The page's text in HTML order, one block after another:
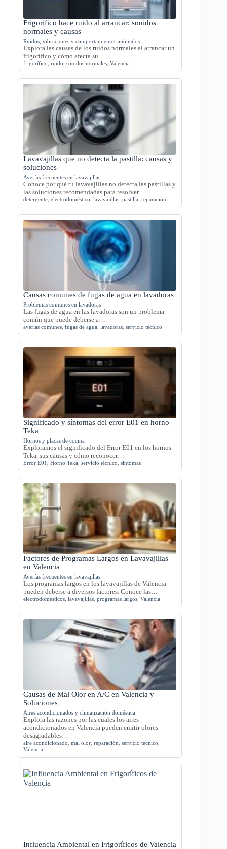
Frigorífico hace ruido al arrancar: sonidos
normales y causas
Ruidos, vibraciones y comportamientos anómalos
Explora las causas de los ruidos normales al arrancar un
frigorífico y cómo afecta su…
frigorífico ruido sonidos normales Valencia
Lavavajillas que no detecta la pastilla: causas y
soluciones
Averías frecuentes en lavavajillas
Conoce por qué tu lavavajillas no detecta las pastillas y
las soluciones recomendadas para resolver…
detergente electrodoméstico lavavajillas pastilla reparación
Causas comunes de fugas de agua en lavadoras
Problemas comunes en lavadoras
Las fugas de agua en las lavadoras son un problema
común que puede deberse a…
averías comunes fugas de agua lavadoras servicio técnico
Significado y síntomas del error E01 en horno
Teka
Hornos y placas de cocina
Exploramos el significado del Error E01 en los hornos
Teka, sus causas y cómo reconocer…
Error E01 Horno Teka servicio técnico sintomas
Factores de Programas Largos en Lavavajillas
en Valencia
Averías frecuentes en lavavajillas
Los programas largos en los lavavajillas de Valencia
pueden deberse a diversos factores. Conoce las…
electrodomésticos lavavajillas programas largos Valencia
Causas de Mal Olor en A/C en Valencia y
Soluciones
Aires acondicionados y climatización doméstica
Explora las razones por las cuales los aires
acondicionados en Valencia pueden emitir olores
desagradables…
aire acondicionado mal olor reparación servicio técnico
Valencia
Influencia Ambiental en Frigoríficos de Valencia